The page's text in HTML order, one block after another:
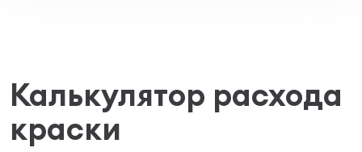
Калькулятор расхода
краски